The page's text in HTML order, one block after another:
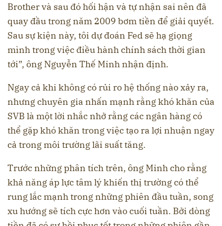
Brother và sau đó hối hận và tự nhận sai nên đã
quay đầu trong năm 2009 bơm tiền để giải quyết.
Sau sự kiện này, tôi dự đoán Fed sẽ hạ giọng
mình trong việc điều hành chính sách thời gian
tới”, ông Nguyễn Thế Minh nhận định.
Ngay cả khi không có rủi ro hệ thống nào xảy ra,
nhưng chuyên gia nhấn mạnh rằng khó khăn của
SVB là một lời nhắc nhở rằng các ngân hàng có
thể gặp khó khăn trong việc tạo ra lợi nhuận ngay
cả trong môi trường lãi suất tăng.
Trước những phân tích trên, ông Minh cho rằng
khả năng áp lực tâm lý khiến thị trường có thể
rung lắc mạnh trong những phiên đầu tuần, song
xu hướng sẽ tích cực hơn vào cuối tuần. Bởi dòng